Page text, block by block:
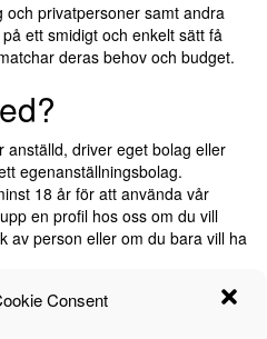
Consent
privatpersoner samt andra
ett smidigt och enkelt sätt få
deras behov och budget.
driver eget bolag eller
egenanställningsbolag.
18 år för att använda vår
en profil hos oss om du vill
av person eller om du bara vill ha